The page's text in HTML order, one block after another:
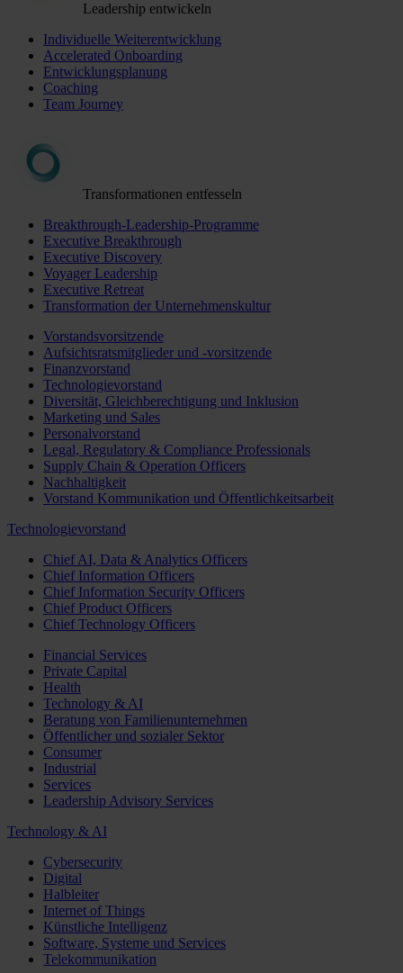
Leadership entwickeln
Individuelle Weiterentwicklung
Accelerated Onboarding
Entwicklungsplanung
Coaching
Team Journey
Transformationen entfesseln
Breakthrough-Leadership-Programme
Executive Breakthrough
Executive Discovery
Voyager Leadership
Executive Retreat
Transformation der Unternehmenskultur
Vorstandsvorsitzende
Aufsichtsratsmitglieder und -vorsitzende
Finanzvorstand
Technologievorstand
Diversität, Gleichberechtigung und Inklusion
Marketing und Sales
Personalvorstand
Legal, Regulatory & Compliance Professionals
Supply Chain & Operation Officers
Nachhaltigkeit
Vorstand Kommunikation und Öffentlichkeitsarbeit
Technologievorstand
Chief AI, Data & Analytics Officers
Chief Information Officers
Chief Information Security Officers
Chief Product Officers
Chief Technology Officers
Financial Services
Private Capital
Health
Technology & AI
Beratung von Familienunternehmen
Öffentlicher und sozialer Sektor
Consumer
Industrial
Services
Leadership Advisory Services
Technology & AI
Cybersecurity
Digital
Halbleiter
Internet of Things
Künstliche Intelligenz
Software, Systeme und Services
Telekommunikation